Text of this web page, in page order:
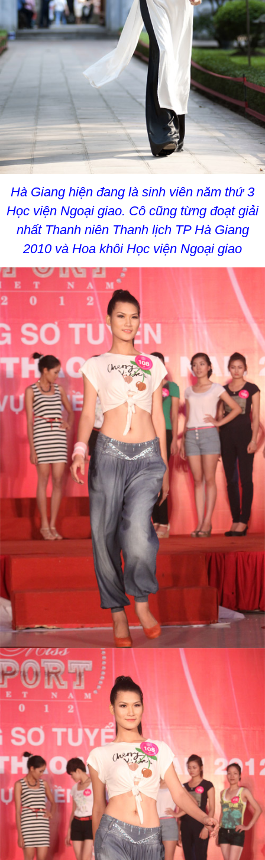
Hà Giang hiện đang là sinh viên năm thứ 3
Học viện Ngoại giao. Cô cũng từng đoạt giải
nhất Thanh niên Thanh lịch TP Hà Giang
2010 và Hoa khôi Học viện Ngoại giao